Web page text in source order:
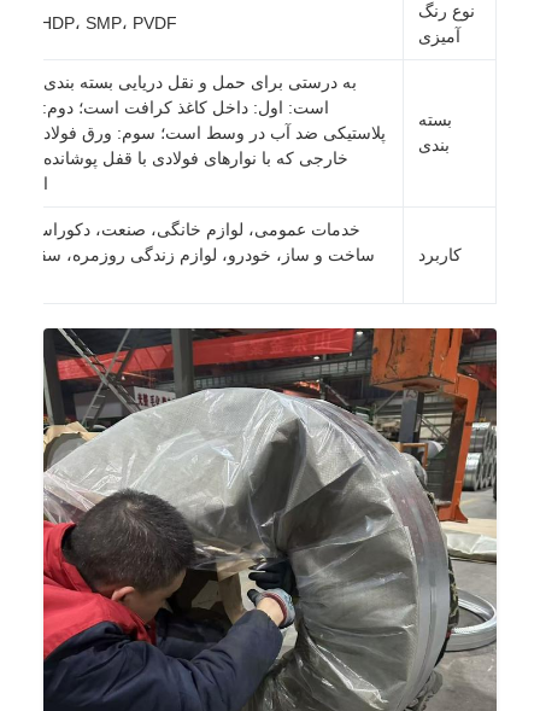
نوع رنگ
آمیزی
PE، HDP، SMP، PVDF
به درستی برای حمل و نقل دریایی بسته بندی شده
است: اول: داخل کاغذ کرافت است؛ دوم: فیلم
پلاستیکی ضد آب در وسط است؛ سوم: ورق فولادی GI
خارجی که با نوارهای فولادی با قفل پوشانده شده
است.
کاربرد
خدمات عمومی، لوازم خانگی، صنعت، دکوراسیون،
ساخت و ساز، خودرو، لوازم زندگی روزمره، سقف و